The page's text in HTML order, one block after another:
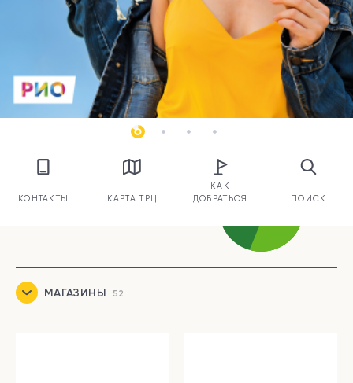
КОНТАКТЫ КАРТА ТРЦ
КАК
ДОБРАТЬСЯ
ПОИСК
МАГАЗИНЫ 52